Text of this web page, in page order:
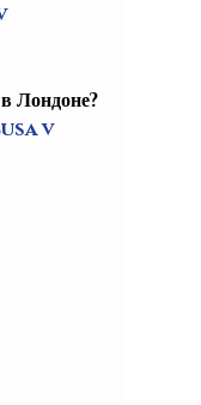
Лондоне?
v